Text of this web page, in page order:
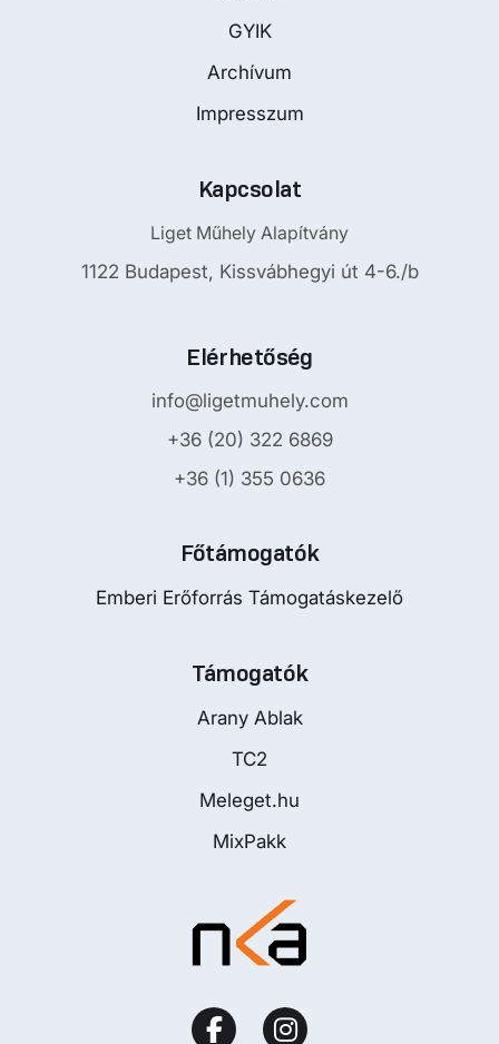
GYIK
Archívum
Impresszum
Kapcsolat
Liget Műhely Alapítvány
1122 Budapest, Kissvábhegyi út 4-6./b
Elérhetőség
info@ligetmuhely.com
+36 (20) 322 6869
+36 (1) 355 0636
Főtámogatók
Emberi Erőforrás Támogatáskezelő
Támogatók
Arany Ablak
TC2
Meleget.hu
MixPakk